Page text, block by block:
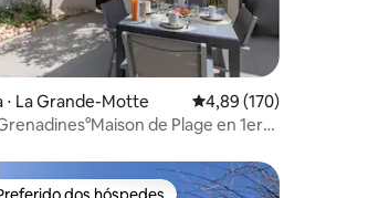
média de 5, 53 avaliações
⋅ La Grande-Motte 4,89 de uma avaliação
4,89 (170)
de Plage en 1er